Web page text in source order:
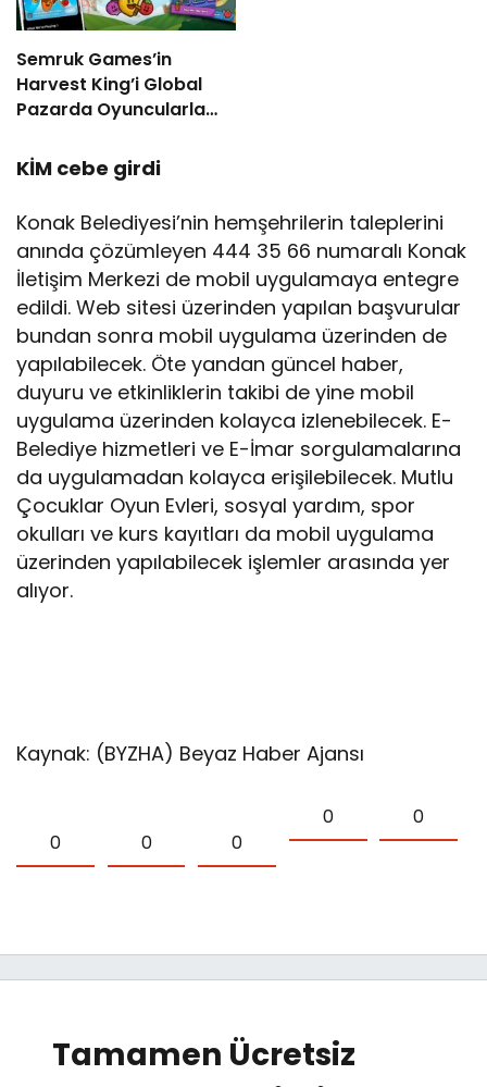
Semruk Games’in
Harvest King’i Global
Pazarda Oyuncularla
KİM cebe girdi
Konak Belediyesi’nin hemşehrilerin taleplerini
anında çözümleyen 444 35 66 numaralı Konak
İletişim Merkezi de mobil uygulamaya entegre
edildi. Web sitesi üzerinden yapılan başvurular
bundan sonra mobil uygulama üzerinden de
yapılabilecek. Öte yandan güncel haber,
duyuru ve etkinliklerin takibi de yine mobil
uygulama üzerinden kolayca izlenebilecek. E-
Belediye hizmetleri ve E-İmar sorgulamalarına
da uygulamadan kolayca erişilebilecek. Mutlu
Çocuklar Oyun Evleri, sosyal yardım, spor
okulları ve kurs kayıtları da mobil uygulama
üzerinden yapılabilecek işlemler arasında yer
alıyor.
Kaynak: (BYZHA) Beyaz Haber Ajansı
0 0 0
0 0
Tamamen Ücretsiz